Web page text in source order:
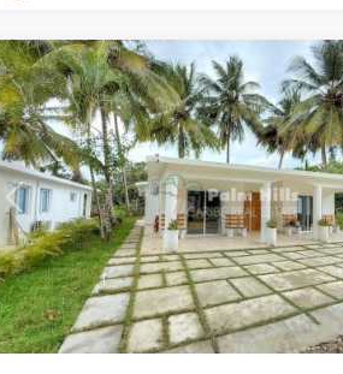
Vorherige